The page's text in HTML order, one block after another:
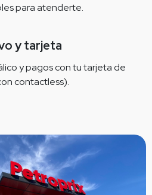
para atenderte.
y tarjeta
y pagos con tu tarjeta de
contactless).